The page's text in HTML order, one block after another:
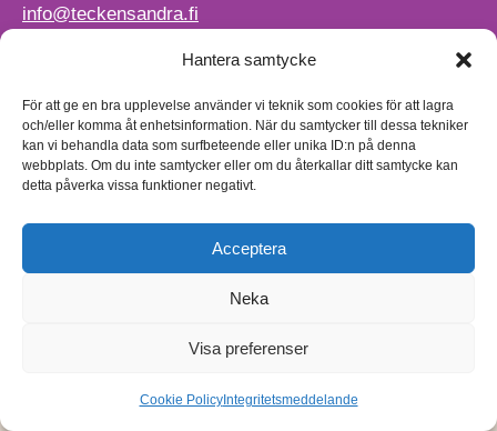
Hantera samtycke
För att ge en bra upplevelse använder vi teknik som cookies för att lagra
och/eller komma åt enhetsinformation. När du samtycker till dessa tekniker
kan vi behandla data som surfbeteende eller unika ID:n på denna
webbplats. Om du inte samtycker eller om du återkallar ditt samtycke kan
detta påverka vissa funktioner negativt.
Acceptera
Neka
Visa preferenser
Cookie PolicyIntegritetsmeddelande
info@teckensandra.fi
Vårt verksamhetsutrymme HÖRNAN ligger i Sibbo.
Torpvägen 9 B 13,
01150 Söderkulla
Beställnings- och leveransvillkor
Sekretesspolicy